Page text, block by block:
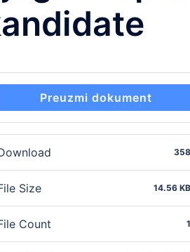
Preuzmi dokument
358
Size 14.56 KB
Count 1